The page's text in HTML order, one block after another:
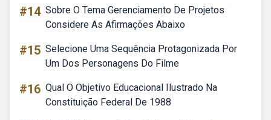
#14 Sobre O Tema Gerenciamento De Projetos
Considere As Afirmações Abaixo
#15 Selecione Uma Sequência Protagonizada Por
Um Dos Personagens Do Filme
#16 Qual O Objetivo Educacional Ilustrado Na
Constituição Federal De 1988